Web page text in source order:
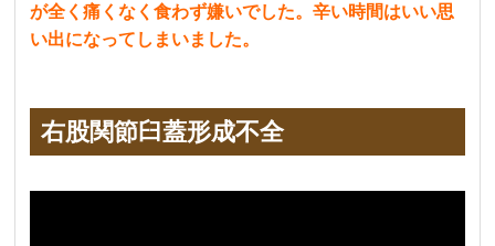
が全く痛くなく食わず嫌いでした。辛い時間はいい思
い出になってしまいました。
右股関節臼蓋形成不全